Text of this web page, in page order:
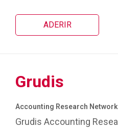
ADERIR
Grudis
Accounting Research Network
Grudis Accounting